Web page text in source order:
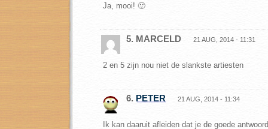
Ja, mooi! 🙂
5. MARCELD 21 AUG, 2014 - 11:31
2 en 5 zijn nou niet de slankste artiesten
6. PETER 21 AUG, 2014 - 11:34
Ik kan daaruit afleiden dat je de goede